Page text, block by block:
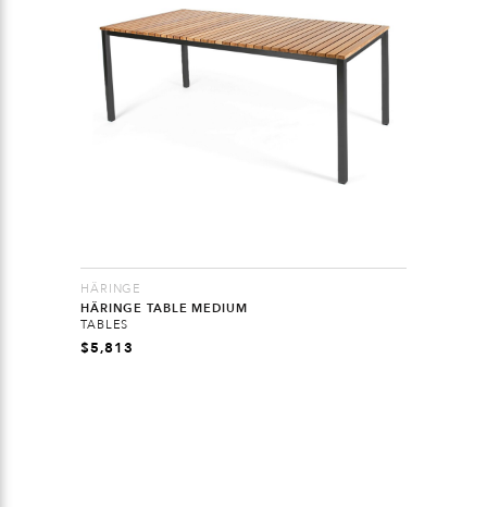
HÄRINGE
HÄRINGE TABLE MEDIUM
TABLES
$5,813